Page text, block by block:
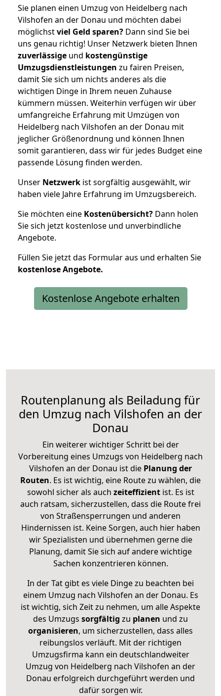
Sie planen einen Umzug von Heidelberg nach
Vilshofen an der Donau und möchten dabei
möglichstviel Geld sparen? Dann sind Sie bei
uns genau richtig! Unser Netzwerk bieten Ihnen
zuverlässige und kostengünstige
Umzugsdienstleistungen zu fairen Preisen,
damit Sie sich um nichts anderes als die
wichtigen Dinge in Ihrem neuen Zuhause
kümmern müssen. Weiterhin verfügen wir über
umfangreiche Erfahrung mit Umzügen von
Heidelberg nach Vilshofen an der Donau mit
jeglicher Größenordnung und können Ihnen
somit garantieren, dass wir für jedes Budget eine
passende Lösung finden werden.
Unser Netzwerk ist sorgfältig ausgewählt, wir
haben viele Jahre Erfahrung im Umzugsbereich.
Sie möchten eine Kostenübersicht? Dann holen
Sie sich jetzt kostenlose und unverbindliche
Angebote.
Füllen Sie jetzt das Formular aus und erhalten Sie
kostenloseAngebote.
Kostenlose Angebote erhalten
Routenplanung als Beiladung für
den Umzug nach Vilshofen an der
Donau
Ein weiterer wichtiger Schritt bei der
Vorbereitung eines Umzugs von Heidelberg nach
Vilshofen an der Donau ist die Planung der
Routen. Es ist wichtig, eine Route zu wählen, die
sowohl sicher als auch zeiteffizientist. Es ist
auch ratsam, sicherzustellen, dass die Route frei
von Straßensperrungen und anderen
Hindernissen ist. Keine Sorgen, auch hier haben
wir Spezialisten und übernehmen gerne die
Planung, damit Sie sich auf andere wichtige
Sachen konzentrieren können.
In der Tat gibt es viele Dinge zu beachten bei
einem Umzug nach Vilshofen an der Donau. Es
ist wichtig, sich Zeit zu nehmen, um alle Aspekte
des Umzugs sorgfältig zu planen und zu
organisieren, um sicherzustellen, dass alles
reibungslos verläuft. Mit der richtigen
Umzugsfirma kann ein deutschlandweiter
Umzug von Heidelberg nach Vilshofen an der
Donau erfolgreich durchgeführt werden und
dafür sorgen wir.